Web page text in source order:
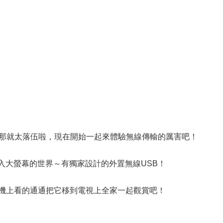
就太落伍啦，現在開始一起來體驗無線傳輸的厲害吧！
大螢幕的世界～有獨家設計的外置無線USB！
上看的通通把它移到電視上全家一起觀賞吧！